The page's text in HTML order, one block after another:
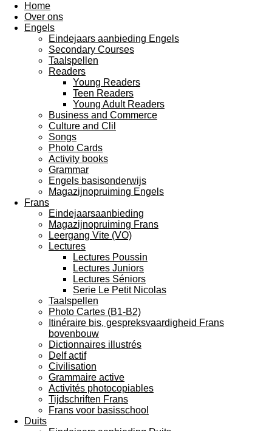
Home
Over ons
Engels
Eindejaars aanbieding Engels
Secondary Courses
Taalspellen
Readers
Young Readers
Teen Readers
Young Adult Readers
Business and Commerce
Culture and Clil
Songs
Photo Cards
Activity books
Grammar
Engels basisonderwijs
Magazijnopruiming Engels
Frans
Eindejaarsaanbieding
Magazijnopruiming Frans
Leergang Vite (VO)
Lectures
Lectures Poussin
Lectures Juniors
Lectures Séniors
Serie Le Petit Nicolas
Taalspellen
Photo Cartes (B1-B2)
Itinéraire bis, gespreksvaardigheid Frans
bovenbouw
Dictionnaires illustrés
Delf actif
Civilisation
Grammaire active
Activités photocopiables
Tijdschriften Frans
Frans voor basisschool
Duits